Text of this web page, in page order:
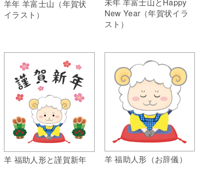
羊年 羊富士山（年賀状
イラスト）
New Year（年賀状イラ
スト）
羊 福助人形と謹賀新年 羊 福助人形（お辞儀）